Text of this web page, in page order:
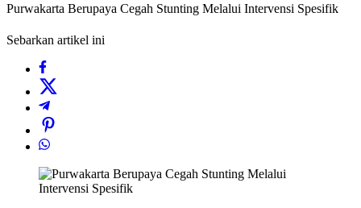
Purwakarta Berupaya Cegah Stunting Melalui Intervensi Spesifik
Sebarkan artikel ini